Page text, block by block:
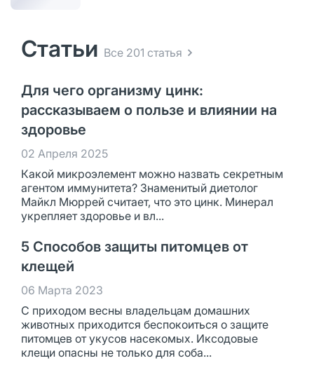
Статьи Все 201 статья
Для чего организму цинк:
рассказываем о пользе и влиянии на
здоровье
02 Апреля 2025
Какой микроэлемент можно назвать секретным
агентом иммунитета? Знаменитый диетолог
Майкл Мюррей считает, что это цинк. Минерал
укрепляет здоровье и вл...
5 Способов защиты питомцев от
клещей
06 Марта 2023
С приходом весны владельцам домашних
животных приходится беспокоиться о защите
питомцев от укусов насекомых. Иксодовые
клещи опасны не только для соба...